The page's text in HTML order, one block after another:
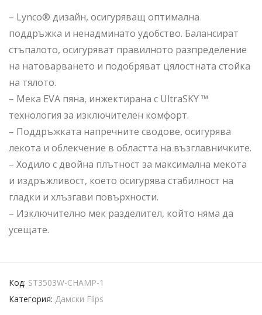
– Lynco® дизайн, осигуряващ оптимална
поддръжка и ненадминато удобство. Балансират
стъпалото, осигуряват правилното разпределение
на натоварването и подобряват цялостната стойка
на тялото.
– Мека EVA пяна, инжектирана с UltraSKY ™
технология за изключителен комфорт.
– Поддръжката напречните сводове, осигурява
лекота и облекчение в областта на възглавничките.
– Ходило с двойна плътност за максимална мекота
и издръжливост, което осигурява стабилност на
гладки и хлъзгави повърхности.
– Изключително мек разделител, който няма да
усещате.
Код: ST3503W-CHAMP-1
Категория: Дамски Flips